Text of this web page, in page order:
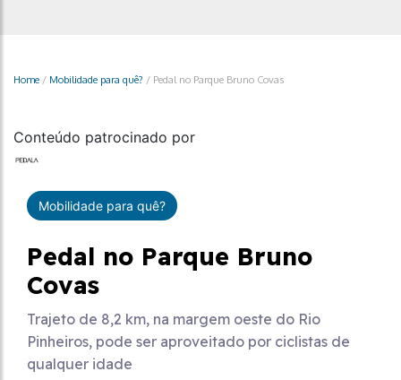
Home / Mobilidade para quê? / Pedal no Parque Bruno Covas
Conteúdo patrocinado por
Mobilidade para quê?
Pedal no Parque Bruno
Covas
Trajeto de 8,2 km, na margem oeste do Rio
Pinheiros, pode ser aproveitado por ciclistas de
qualquer idade